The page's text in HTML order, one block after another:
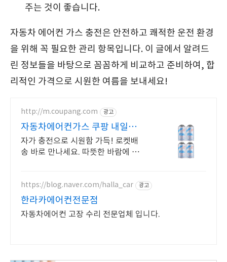
주는 것이 좋습니다.
자동차 에어컨 가스 충전은 안전하고 쾌적한 운전 환경
을 위해 꼭 필요한 관리 항목입니다. 이 글에서 알려드
린 정보들을 바탕으로 꼼꼼하게 비교하고 준비하여, 합
리적인 가격으로 시원한 여름을 보내세요!
http://m.coupang.com 광고
자동차에어컨가스 쿠팡 내일도착
로켓배송
자가 충전으로 시원함 가득! 로켓배
송 바로 만나세요. 따뜻한 바람에 스
https://blog.naver.com/halla_car 광고
한라카에어컨전문점
자동차에어컨 고장 수리 전문업체 입니다.